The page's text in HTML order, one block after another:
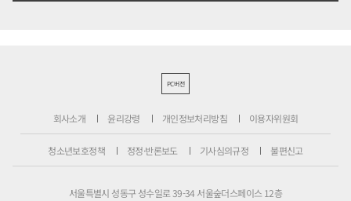
PC버전
회사소개 윤리강령 개인정보처리방침 이용자위원회
청소년보호정책 정정·반론보도 기사심의규정 불편신고
서울특별시 성동구 성수일로 39-34 서울숲더스페이스 12층